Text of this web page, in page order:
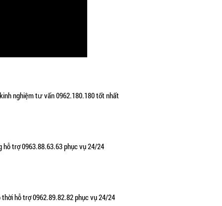
nghiệm tư vấn 0962.180.180 tốt nhất
trợ 0963.88.63.63 phục vụ 24/24
hỗ trợ 0962.89.82.82 phục vụ 24/24